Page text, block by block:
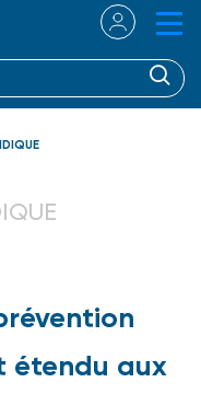
étendu aux